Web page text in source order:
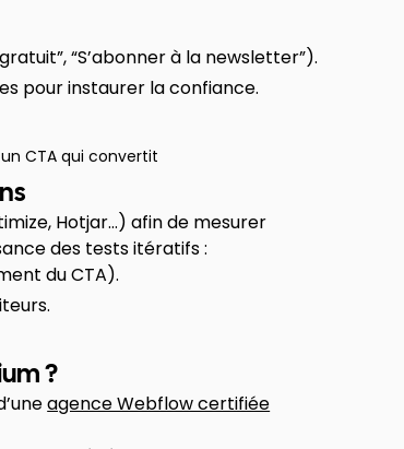
“S’abonner à la newsletter”).
pour instaurer la confiance.
CTA qui convertit
Hotjar…) afin de mesurer
des tests itératifs :
du CTA).
?
agence Webflow certifiée